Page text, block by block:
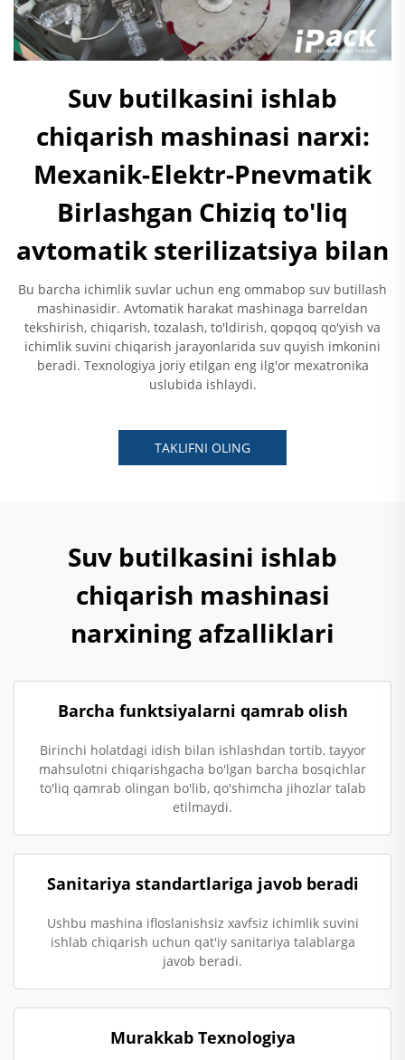
Suv butilkasini ishlab
chiqarish mashinasi narxi:
Mexanik-Elektr-Pnevmatik
Birlashgan Chiziq to'liq
avtomatik sterilizatsiya bilan
Bu barcha ichimlik suvlar uchun eng ommabop suv butillash
mashinasidir. Avtomatik harakat mashinaga barreldan
tekshirish, chiqarish, tozalash, to'ldirish, qopqoq qo'yish va
ichimlik suvini chiqarish jarayonlarida suv quyish imkonini
beradi. Texnologiya joriy etilgan eng ilg'or mexatronika
uslubida ishlaydi.
TAKLIFNI OLING
Suv butilkasini ishlab
chiqarish mashinasi
narxining afzalliklari
Barcha funktsiyalarni qamrab olish
Birinchi holatdagi idish bilan ishlashdan tortib, tayyor
mahsulotni chiqarishgacha bo'lgan barcha bosqichlar
to'liq qamrab olingan bo'lib, qo'shimcha jihozlar talab
etilmaydi.
Sanitariya standartlariga javob beradi
Ushbu mashina ifloslanishsiz xavfsiz ichimlik suvini
ishlab chiqarish uchun qat'iy sanitariya talablarga
javob beradi.
Murakkab Texnologiya